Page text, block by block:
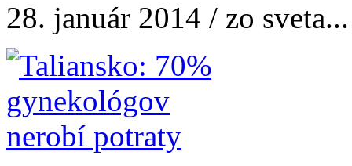
28. január 2014 / zo sveta...